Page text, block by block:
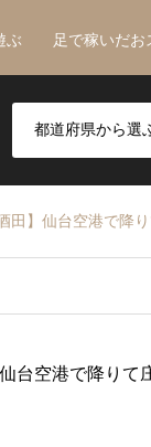
ぶ 足で稼いだお
田】仙台空港で降
台空港で降りて